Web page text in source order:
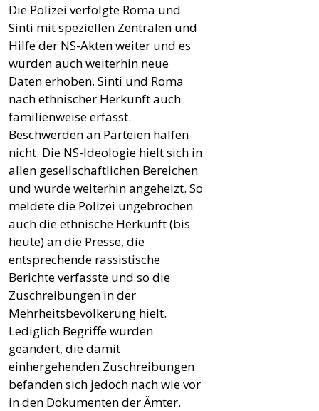
Die Polizei verfolgte Roma und
Sinti mit speziellen Zentralen und
Hilfe der NS-Akten weiter und es
wurden auch weiterhin neue
Daten erhoben, Sinti und Roma
nach ethnischer Herkunft auch
familienweise erfasst.
Beschwerden an Parteien halfen
nicht. Die NS-Ideologie hielt sich in
allen gesellschaftlichen Bereichen
und wurde weiterhin angeheizt. So
meldete die Polizei ungebrochen
auch die ethnische Herkunft (bis
heute) an die Presse, die
entsprechende rassistische
Berichte verfasste und so die
Zuschreibungen in der
Mehrheitsbevölkerung hielt.
Lediglich Begriffe wurden
geändert, die damit
einhergehenden Zuschreibungen
befanden sich jedoch nach wie vor
in den Dokumenten der Ämter.